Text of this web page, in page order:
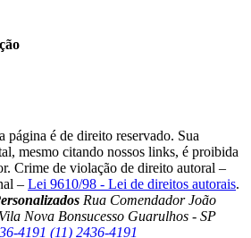
página é de direito reservado. Sua
mesmo citando nossos links, é proibida
Crime de violação de direito autoral –
– Lei 9610/98 - Lei de direitos autorais.
Rua Comendador João
Nova Bonsucesso Guarulhos - SP
4191 (11) 2436-4191